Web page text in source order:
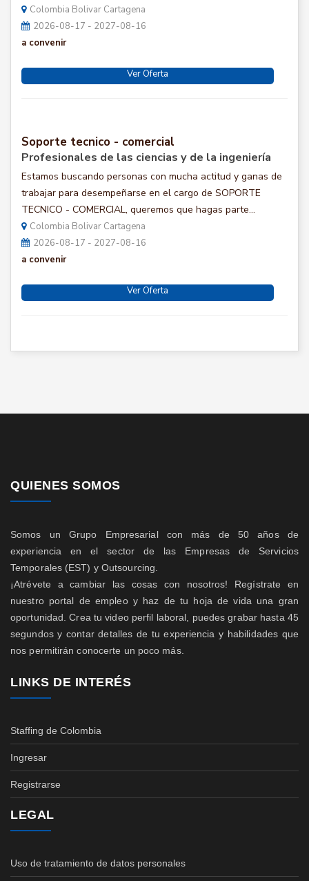
Colombia Bolivar Cartagena
2026-08-17 - 2027-08-16
a convenir
Ver Oferta
Soporte tecnico - comercial
Profesionales de las ciencias y de la ingeniería
Estamos buscando personas con mucha actitud y ganas de
trabajar para desempeñarse en el cargo de SOPORTE
TECNICO - COMERCIAL, queremos que hagas parte...
Colombia Bolivar Cartagena
2026-08-17 - 2027-08-16
a convenir
Ver Oferta
QUIENES SOMOS
Somos un Grupo Empresarial con más de 50 años de
experiencia en el sector de las Empresas de Servicios
Temporales (EST) y Outsourcing.
¡Atrévete a cambiar las cosas con nosotros! Regístrate en
nuestro portal de empleo y haz de tu hoja de vida una gran
oportunidad. Crea tu video perfil laboral, puedes grabar hasta 45
segundos y contar detalles de tu experiencia y habilidades que
nos permitirán conocerte un poco más.
LINKS DE INTERÉS
Staffing de Colombia
Ingresar
Registrarse
LEGAL
Uso de tratamiento de datos personales